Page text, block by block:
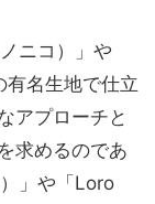
ニコ）」や
有名生地で仕立
アプローチと
求めるのであ
」や「Loro